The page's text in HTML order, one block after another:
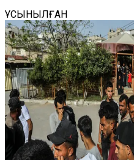
ҰСЫНЫЛҒАН